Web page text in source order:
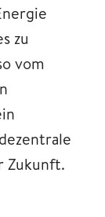
zu
vom
Zukunft.